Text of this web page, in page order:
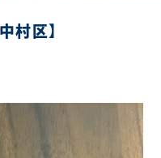
村区】